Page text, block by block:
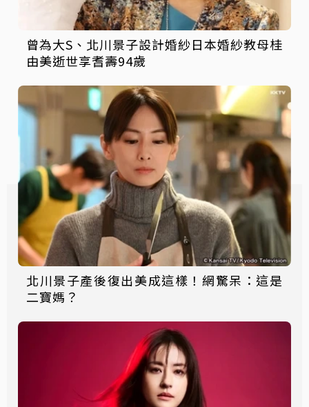
曾為大S、北川景子設計婚紗日本婚紗教母桂
由美逝世享耆壽94歲
北川景子產後復出美成這樣！網驚呆：這是
二寶媽？